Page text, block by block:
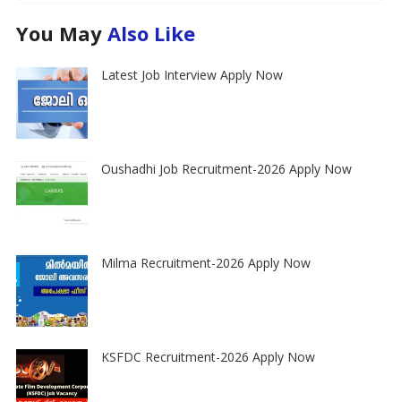
You May Also Like
Latest Job Interview Apply Now
Oushadhi Job Recruitment-2026 Apply Now
Milma Recruitment-2026 Apply Now
KSFDC Recruitment-2026 Apply Now